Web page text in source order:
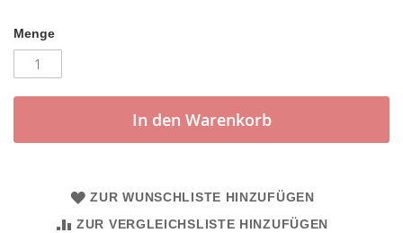
Menge
In den Warenkorb
ZUR WUNSCHLISTE HINZUFÜGEN
ZUR VERGLEICHSLISTE HINZUFÜGEN